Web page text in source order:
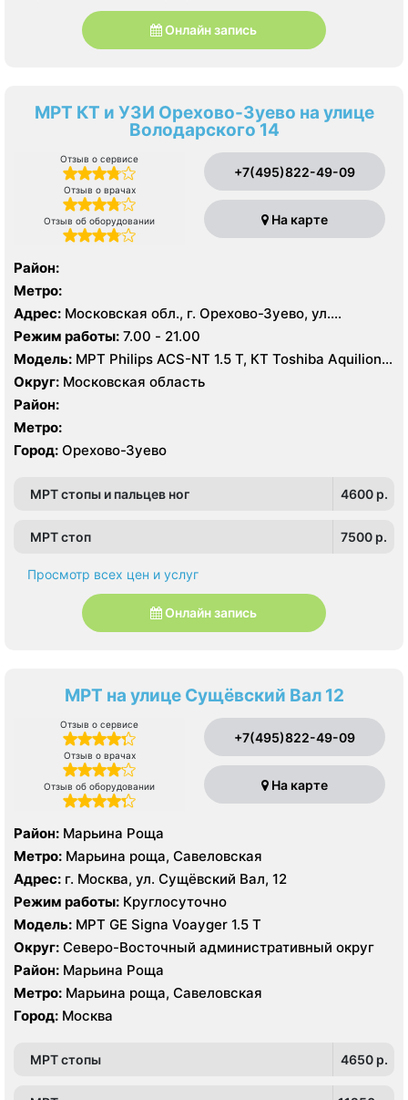
Онлайн запись
МРТ КТ и УЗИ Орехово-Зуево на улице
Володарского 14
Отзыв о сервисе
Отзыв о врачах
Отзыв об оборудовании
+7(495)822-49-09
На карте
Район:
Метро:
Адрес: Московская обл., г. Орехово-Зуево, ул.
Володарского, 14
Режим работы: 7.00 - 21.00
Модель: МРТ Philips ACS-NT 1.5 Т, КТ Toshiba Aquilion
64 среза, УЗИ
Округ: Московская область
Район:
Метро:
Город: Орехово-Зуево
МРТ стопы и пальцев ног 4600 p.
МРТ стоп 7500 p.
Просмотр всех цен и услуг
Онлайн запись
МРТ на улице Сущёвский Вал 12
Отзыв о сервисе
Отзыв о врачах
Отзыв об оборудовании
+7(495)822-49-09
На карте
Район: Марьина Роща
Метро: Марьина роща, Савеловская
Адрес: г. Москва, ул. Сущёвский Вал, 12
Режим работы: Круглосуточно
Модель: МРТ GE Signa Voayger 1.5 Т
Округ: Северо-Восточный административный округ
Район: Марьина Роща
Метро: Марьина роща, Савеловская
Город: Москва
МРТ стопы 4650 p.